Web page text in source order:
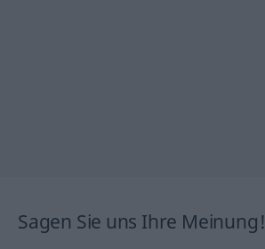
Sagen Sie uns Ihre Meinung!